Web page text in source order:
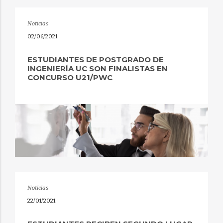
Noticias
02/06/2021
ESTUDIANTES DE POSTGRADO DE
INGENIERÍA UC SON FINALISTAS EN
CONCURSO U21/PWC
Noticias
22/01/2021